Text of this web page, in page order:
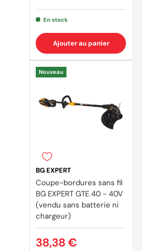
En stock
Ajouter au panier
Nouveau
BG EXPERT
Coupe-bordures sans fil
BG EXPERT GTE 40 - 40V
(vendu sans batterie ni
chargeur)
38,38 €